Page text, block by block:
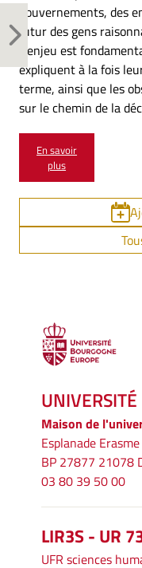
gouvernements, des
futur des gens
L’enjeu est
expliquent à la fois
terme, ainsi que les
sur le chemin de la
En savoir
plus
Maison de
Esplanade Erasme
BP 27877 21078
03 80 39 50 00
LIR3S - UR
UFR sciences